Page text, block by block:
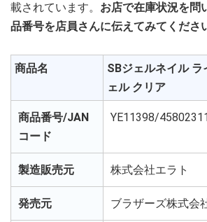
載されています。 お店で在庫状況を問
品番号を店員さんに伝えてみてくださ
商品名
SBジェルネイル
ェル クリア
商品番号/JAN
コード
YE11398/
製造販売元 株式会社エラト
発売元 ブラザーズ株式会